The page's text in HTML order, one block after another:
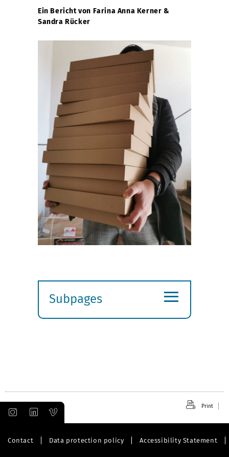
Ein Bericht von Farina Anna Kerner &
Sandra Rücker
Subpages
≡
Print
Contact Data protection policy Accessibility Statement